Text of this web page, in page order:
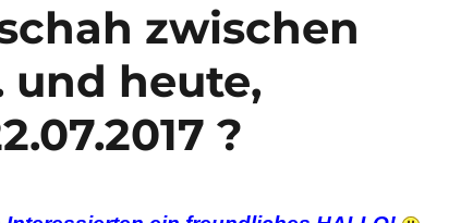
zwischen
und heute,
?